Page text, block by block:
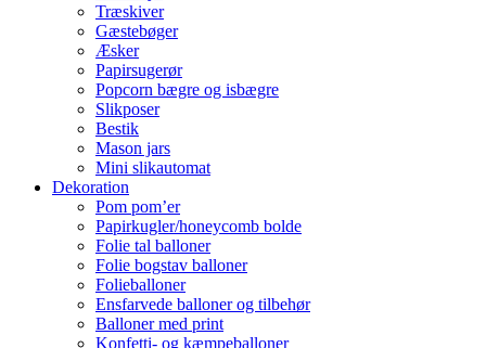
Træskiver
Gæstebøger
Æsker
Papirsugerør
Popcorn bægre og isbægre
Slikposer
Bestik
Mason jars
Mini slikautomat
Dekoration
Pom pom’er
Papirkugler/honeycomb bolde
Folie tal balloner
Folie bogstav balloner
Folieballoner
Ensfarvede balloner og tilbehør
Balloner med print
Konfetti- og kæmpeballoner